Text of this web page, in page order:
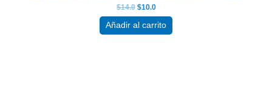
$14.0 $10.0
Añadir al carrito